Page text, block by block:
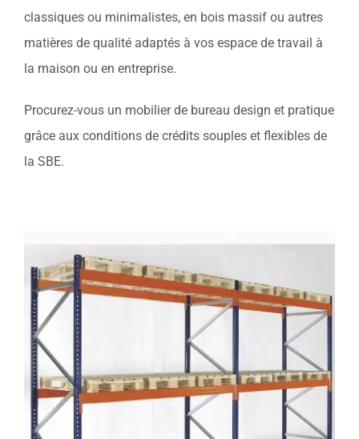
classiques ou minimalistes, en bois massif ou autres
matières de qualité adaptés à vos espace de travail à
la maison ou en entreprise.
Procurez-vous un mobilier de bureau design et pratique
grâce aux conditions de crédits souples et flexibles de
la SBE.